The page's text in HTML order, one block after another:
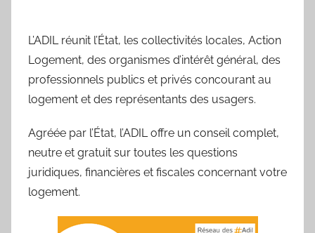
L’ADIL réunit l’État, les collectivités locales, Action
Logement, des organismes d’intérêt général, des
professionnels publics et privés concourant au
logement et des représentants des usagers.
Agréée par l’État, l’ADIL offre un conseil complet,
neutre et gratuit sur toutes les questions
juridiques, financières et fiscales concernant votre
logement.